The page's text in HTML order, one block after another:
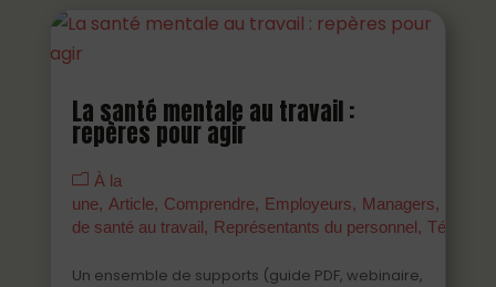
La santé mentale au travail :
repères pour agir
À la
une
Article Comprendre Employeurs Managers
de santé au travail
Représentants du personnel
Un ensemble de supports (guide PDF, webinaire,